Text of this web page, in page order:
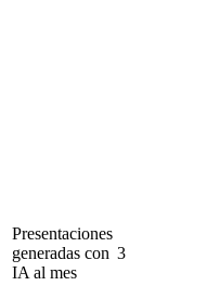
Presentaciones
generadas con
IA al mes
3